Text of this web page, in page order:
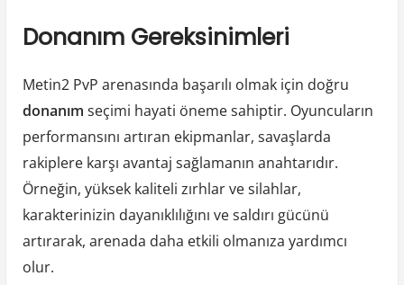
Donanım Gereksinimleri
Metin2 PvP arenasında başarılı olmak için doğru
donanım seçimi hayati öneme sahiptir. Oyuncuların
performansını artıran ekipmanlar, savaşlarda
rakiplere karşı avantaj sağlamanın anahtarıdır.
Örneğin, yüksek kaliteli zırhlar ve silahlar,
karakterinizin dayanıklılığını ve saldırı gücünü
artırarak, arenada daha etkili olmanıza yardımcı
olur.